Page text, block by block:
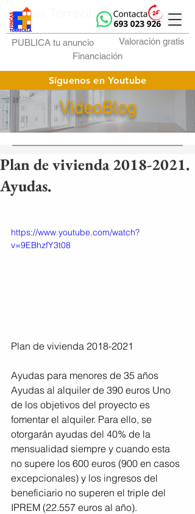
Fincas Torrecilla
PUBLICA tu anuncio
Valoración gratis
Financiación
Síguenos en Youtube
VideoBlog
Plan de vivienda 2018-2021.
Ayudas.
https://www.youtube.com/watch?
v=9EBhzfY3t08
Plan de vivienda 2018-2021
Ayudas para menores de 35 años
Ayudas al alquiler de 390 euros Uno
de los objetivos del proyecto es
fomentar el alquiler. Para ello, se
otorgarán ayudas del 40% de la
mensualidad siempre y cuando esta
no supere los 600 euros (900 en casos
excepcionales) y los ingresos del
beneficiario no superen el triple del
IPREM (22.557 euros al año).